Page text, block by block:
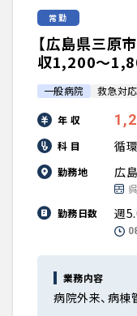
常勤
【広島県三原
収1,200〜
一般病院 救急対
年 収
科 目 循
勤務地 広
勤務日数
週
業務内容
病院外来、病棟